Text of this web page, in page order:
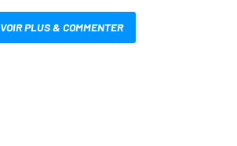
VOIR PLUS & COMMENTER